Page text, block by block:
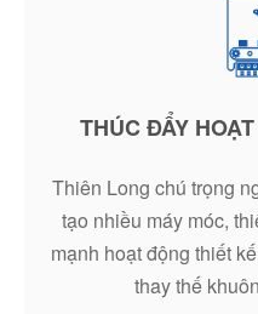
THÚC ĐẨY
Thiên Long chú trọng
tạo nhiều máy móc,
mạnh hoạt động thiết
thay thế